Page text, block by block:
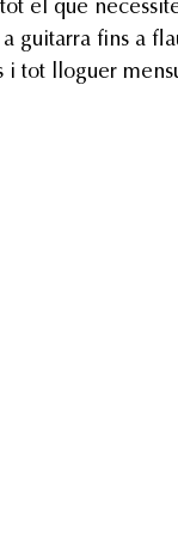
el que
guitarra fins a
i tot lloguer